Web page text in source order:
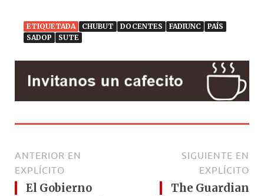
ETIQUETADA CHUBUT DOCENTES FADIUNC
PAÍS
SADOP
SUTE
ANTERIOR EN
EXPLÍCITO
El Gobierno
SIGUIENTE EN
EXPLÍCITO
The Guardian